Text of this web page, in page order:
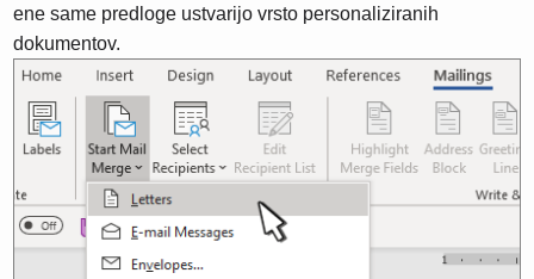
ene same predloge ustvarijo vrsto personaliziranih
dokumentov.